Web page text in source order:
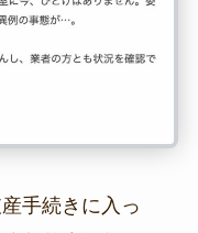
手続きに入っ